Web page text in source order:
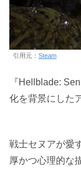
引用元： Steam
『Hellblade:
化を背景にした
戦士セヌアが愛
厚かつ心理的な